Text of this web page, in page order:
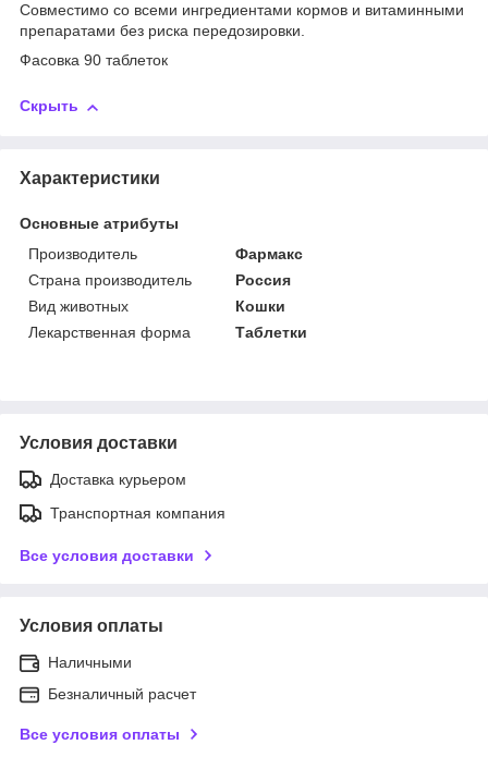
Совместимо со всеми ингредиентами кормов и витаминными
препаратами без риска передозировки.
Фасовка 90 таблеток
Скрыть
Характеристики
Основные атрибуты
Производитель
Фармакс
Страна производитель
Россия
Вид животных
Кошки
Лекарственная форма
Таблетки
Условия доставки
Доставка курьером
Транспортная компания
Все условия доставки
Условия оплаты
Наличными
Безналичный расчет
Все условия оплаты